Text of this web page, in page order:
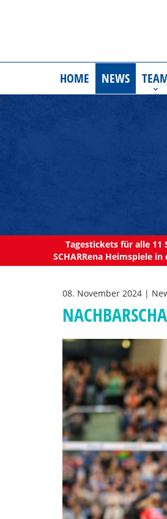
HOME NEWS
11
Tagestickets für alle 11
SCHARRena Heimspiele
08. November 2024 |